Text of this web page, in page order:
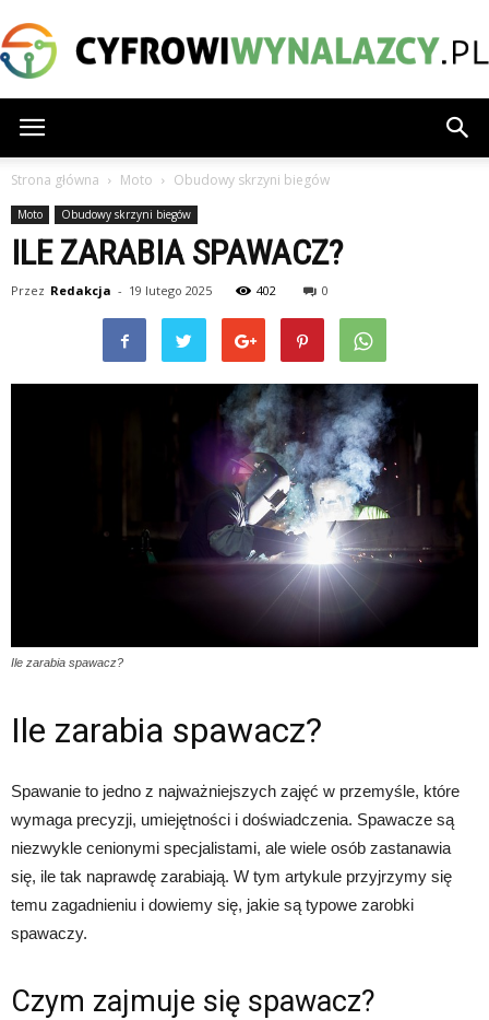
Strona główna Moto Obudowy skrzyni biegów
Moto Obudowy skrzyni biegów
ILE ZARABIA SPAWACZ?
Przez Redakcja - 19 lutego 2025 402 0
Ile zarabia spawacz?
Ile zarabia spawacz?
Spawanie to jedno z najważniejszych zajęć w przemyśle, które
wymaga precyzji, umiejętności i doświadczenia. Spawacze są
niezwykle cenionymi specjalistami, ale wiele osób zastanawia
się, ile tak naprawdę zarabiają. W tym artykule przyjrzymy się
temu zagadnieniu i dowiemy się, jakie są typowe zarobki
spawaczy.
Czym zajmuje się spawacz?